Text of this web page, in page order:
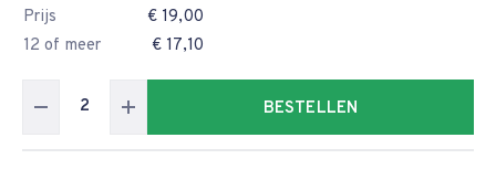
Prijs
€ 19,00
12 of meer
€ 17,10
BESTELLEN